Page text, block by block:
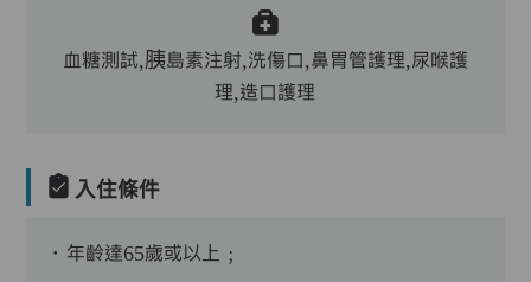
血糖測試,胰島素注射,洗傷口,鼻胃管護理,尿喉護
理,造口護理
入住條件
．年齡達65歲或以上﹔